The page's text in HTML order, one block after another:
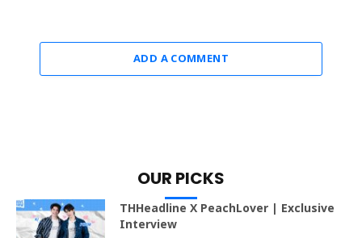
ADD A COMMENT
OUR PICKS
THHeadline X PeachLover | Exclusive
Interview